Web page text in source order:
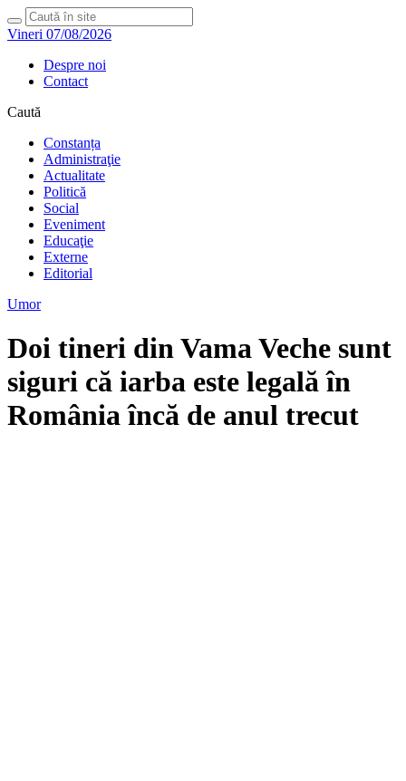
Vineri 07/08/2026
Despre noi
Contact
Caută
Constanța
Administraţie
Actualitate
Politică
Social
Eveniment
Educaţie
Externe
Editorial
Umor
Doi tineri din Vama Veche sunt
siguri că iarba este legală în
România încă de anul trecut